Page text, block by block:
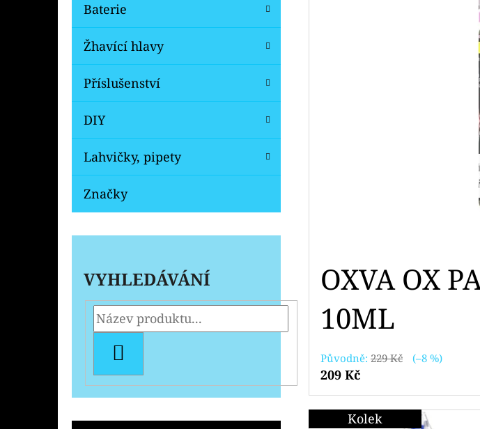
Baterie
Žhavící hlavy
Příslušenství
DIY
Lahvičky, pipety
Značky
VYHLEDÁVÁNÍ
OXVA OX
10ML
Původně: 229 Kč (–8 %)
209 Kč
Kolek